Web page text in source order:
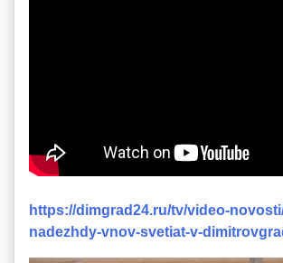
https://dimgrad24.ru/tv/video-
nadezhdy-vnov-svetiat-v-